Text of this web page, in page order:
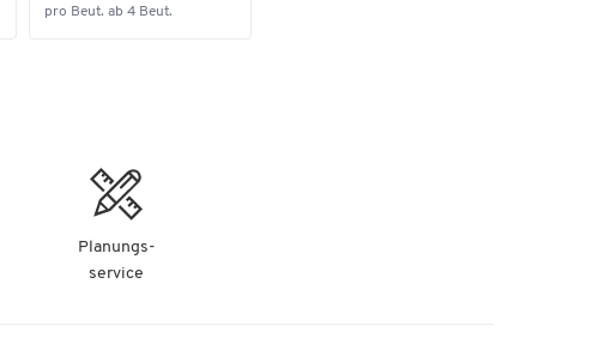
pro Beut. ab 4 Beut.
Planungs-
service